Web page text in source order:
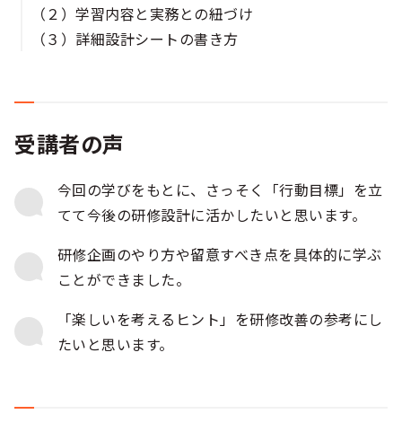
（２）学習内容と実務との紐づけ
（３）詳細設計シートの書き方
受講者の声
今回の学びをもとに、さっそく「行動目標」を立
てて今後の研修設計に活かしたいと思います。
研修企画のやり方や留意すべき点を具体的に学ぶ
ことができました。
「楽しいを考えるヒント」を研修改善の参考にし
たいと思います。